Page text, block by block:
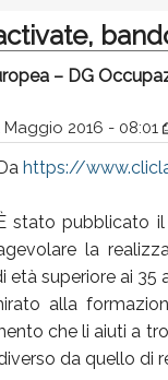
– DG
Maggio 2016 - 08:01
https://
stato pubblicato il
la
superiore ai 35
alla
che li aiuti a
da quello di